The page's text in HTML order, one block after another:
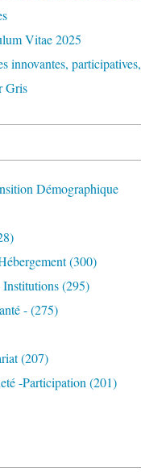
Vitae 2025
innovantes, participatives,
Gris
Démographique
(300)
(295)
-(275)
(207)
-participation (201)